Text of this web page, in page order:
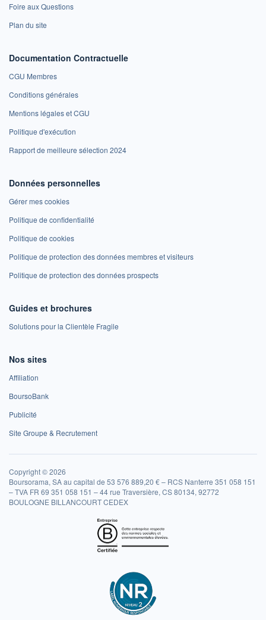
Foire aux Questions
Plan du site
Documentation Contractuelle
CGU Membres
Conditions générales
Mentions légales et CGU
Politique d'exécution
Rapport de meilleure sélection 2024
Données personnelles
Gérer mes cookies
Politique de confidentialité
Politique de cookies
Politique de protection des données membres et visiteurs
Politique de protection des données prospects
Guides et brochures
Solutions pour la Clientèle Fragile
Nos sites
Affiliation
BoursoBank
Publicité
Site Groupe & Recrutement
Copyright © 2026
Boursorama, SA au capital de 53 576 889,20 € – RCS Nanterre 351 058 151
– TVA FR 69 351 058 151 – 44 rue Traversière, CS 80134, 92772
BOULOGNE BILLANCOURT CEDEX